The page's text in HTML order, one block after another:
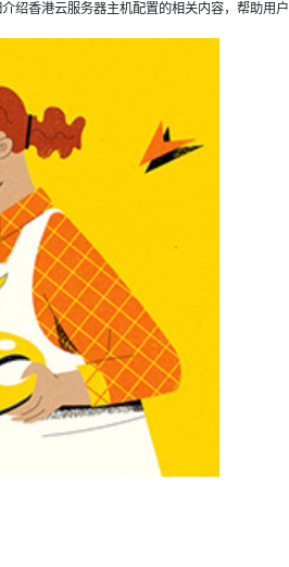
绍香港云服务器主机配置的相关内容，帮助用户